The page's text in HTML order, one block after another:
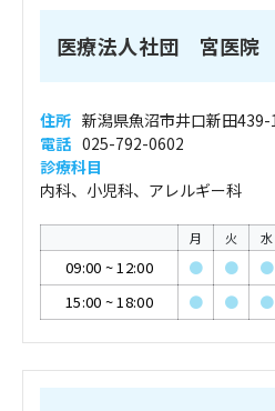
医療法人社団 宮医院
住所 新潟県魚沼市井口新田439-
電話 025-792-0602
診療科目
内科、小児科、アレルギー科
月 火 水
09:00 ~12:00 ● ● ●
15:00 ~18:00 ● ● ●